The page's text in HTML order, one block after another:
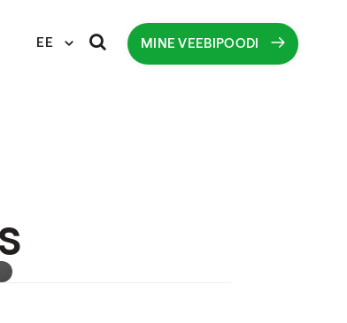
EE MINE VEEBIPOODI